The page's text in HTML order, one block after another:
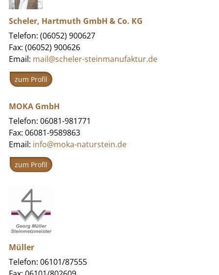
Scheler, Hartmuth GmbH & Co. KG
Telefon: (06052) 900627
Fax: (06052) 900626
Email: mail@scheler-steinmanufaktur.de
zum Profil
MOKA GmbH
Telefon: 06081-981771
Fax: 06081-9589863
Email: info@moka-naturstein.de
zum Profil
Müller
Telefon: 06101/87555